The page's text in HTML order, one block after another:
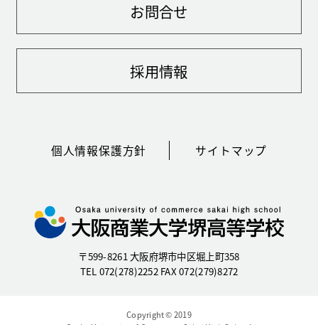
個人情報保護方針 サイトマップ
お問合せ
採用情報
〒599-8261 大阪府堺市中区堀上町358
TEL 072(278)2252 FAX 072(279)8272
Copyright © 2019